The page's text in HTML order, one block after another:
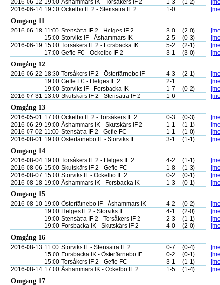
2016-06-12 19:00 Åshammars IK - Torsåkers IF 2 1-3 (1-2)
2016-06-14 19:30 Ockelbo IF 2 - Stensätra IF 2 1-0
Omgång 11
2016-06-18 11:00 Stensätra IF 2 - Helges IF 2 3-0 (2-0)
15:00 Storviks IF - Åshammars IK 2-5 (0-3)
2016-06-19 15:00 Torsåkers IF 2 - Forsbacka IK 5-2 (2-1)
17:00 Gefle FC - Ockelbo IF 2 3-1 (3-0)
Omgång 12
2016-06-22 18:30 Torsåkers IF 2 - Österfärnebo IF 4-3 (2-1)
19:00 Gefle FC - Helges IF 2 2-1
19:00 Storviks IF - Forsbacka IK 1-7 (0-2)
2016-07-31 13:00 Skutskärs IF 2 - Stensätra IF 2 1-6
Omgång 13
2016-05-01 17:00 Ockelbo IF 2 - Torsåkers IF 2 0-3 (0-3)
2016-06-29 19:00 Åshammars IK - Skutskärs IF 2 1-1 (1-1)
2016-07-02 11:00 Stensätra IF 2 - Gefle FC 1-1 (1-0)
2016-08-01 19:00 Österfärnebo IF - Storviks IF 3-1 (1-1)
Omgång 14
2016-08-04 19:00 Torsåkers IF 2 - Helges IF 2 4-2 (1-1)
2016-08-06 15:00 Skutskärs IF 2 - Gefle FC 1-8 (1-3)
2016-08-07 15:00 Storviks IF - Ockelbo IF 2 0-2 (0-1)
2016-08-18 19:00 Åshammars IK - Forsbacka IK 1-3 (0-1)
Omgång 15
2016-08-10 19:00 Österfärnebo IF - Åshammars IK 4-2 (0-2)
19:00 Helges IF 2 - Storviks IF 4-1 (2-0)
19:00 Stensätra IF 2 - Torsåkers IF 2 2-3 (1-1)
19:00 Forsbacka IK - Skutskärs IF 2 4-0 (2-0)
Omgång 16
2016-08-13 11:00 Storviks IF - Stensätra IF 2 0-7 (0-4)
15:00 Forsbacka IK - Österfärnebo IF 0-2 (0-1)
15:00 Torsåkers IF 2 - Gefle FC 3-1 (1-1)
2016-08-14 17:00 Åshammars IK - Ockelbo IF 2 1-5 (1-4)
Omgång 17